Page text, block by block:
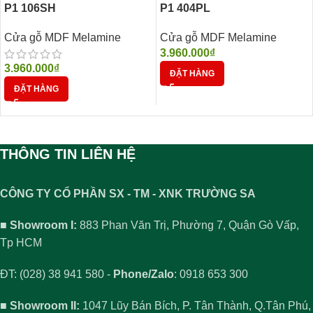
P1 106SH
Cửa gỗ MDF Melamine
3.960.000₫
ĐẶT HÀNG
P1 404PL
Cửa gỗ MDF Melamine
3.960.000₫
ĐẶT HÀNG
THÔNG TIN LIÊN HỆ
CÔNG TY CỔ PHẦN SX - TM - XNK TRƯỜNG SA
■ Showroom I: 883 Phan Văn Trị, Phường 7, Quận Gò Vấp,
Tp HCM
ĐT: (028) 38 941 580 - Phone/Zalo: 0918 653 300
■ Showroom II: 1047 Lũy Bán Bích, P. Tân Thành, Q.Tân Phú,